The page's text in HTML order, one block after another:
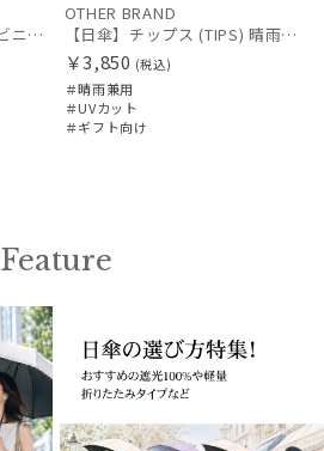
【日傘】チップス（TIPS) ビニール窓 ハート オーロラ 長傘 【公式ムーンバット】 晴雨兼用 一級遮光 雨の日OK 遮蔽 遮熱 ゆめかわ キッズ 子供
OTHER BRAND
【日傘】チップス (TIPS) 晴雨兼用 一級遮光 UV ギンガムチェック 子供用長傘 【公式ムーンバット】 一級遮光 遮熱 楽々開閉 UV 晴雨兼用
￥3,850 (税込)
＃晴雨兼用
＃UVカット
＃ギフト向け
Feature